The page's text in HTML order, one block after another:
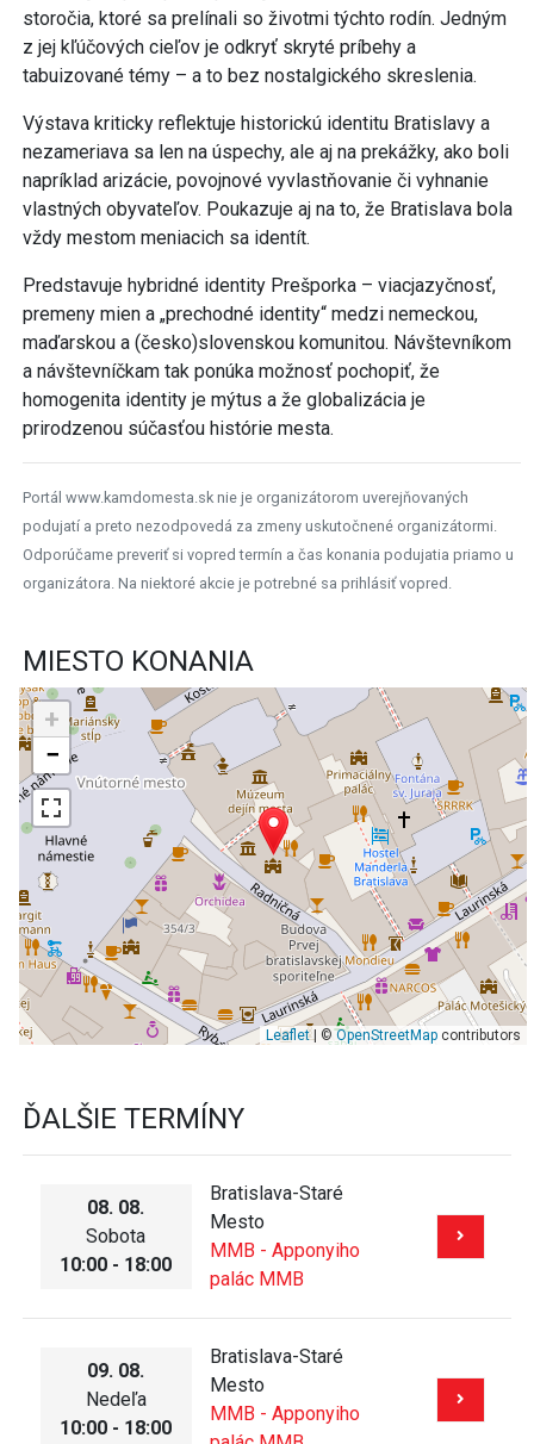
storočia, ktoré sa prelínali so životmi týchto rodín. Jedným
z jej kľúčových cieľov je odkryť skryté príbehy a
tabuizované témy – a to bez nostalgického skreslenia.
Výstava kriticky reflektuje historickú identitu Bratislavy a
nezameriava sa len na úspechy, ale aj na prekážky, ako boli
napríklad arizácie, povojnové vyvlastňovanie či vyhnanie
vlastných obyvateľov. Poukazuje aj na to, že Bratislava bola
vždy mestom meniacich sa identít.
Predstavuje hybridné identity Prešporka – viacjazyčnosť,
premeny mien a „prechodné identity“ medzi nemeckou,
maďarskou a (česko)slovenskou komunitou. Návštevníkom
a návštevníčkam tak ponúka možnosť pochopiť, že
homogenita identity je mýtus a že globalizácia je
prirodzenou súčasťou histórie mesta.
Portál www.kamdomesta.sk nie je organizátorom uverejňovaných
podujatí a preto nezodpovedá za zmeny uskutočnené organizátormi.
Odporúčame preveriť si vopred termín a čas konania podujatia priamo u
organizátora. Na niektoré akcie je potrebné sa prihlásiť vopred.
MIESTO KONANIA
+
−
Leaflet| ©OpenStreetMapcontributors
ĎALŠIE TERMÍNY
08. 08.
Sobota
10:00 - 18:00
Bratislava-Staré
Mesto
MMB - Apponyiho
palác MMB
09. 08.
Nedeľa
10:00 - 18:00
Bratislava-Staré
Mesto
MMB - Apponyiho